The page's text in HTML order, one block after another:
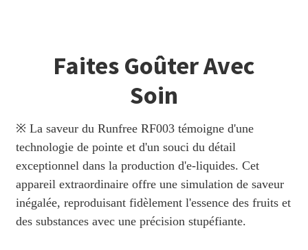
Faites Goûter Avec
Soin
※ La saveur du Runfree RF003 témoigne d'une
technologie de pointe et d'un souci du détail
exceptionnel dans la production d'e-liquides. Cet
appareil extraordinaire offre une simulation de saveur
inégalée, reproduisant fidèlement l'essence des fruits et
des substances avec une précision stupéfiante.